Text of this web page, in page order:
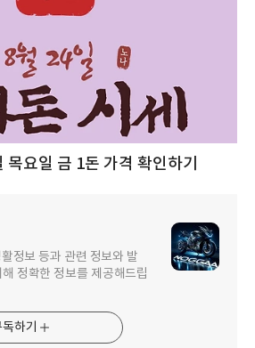
요일 금 1돈 가격 확인하기
정보 등과 관련 정보와 발
정확한 정보를 제공해드립
하기